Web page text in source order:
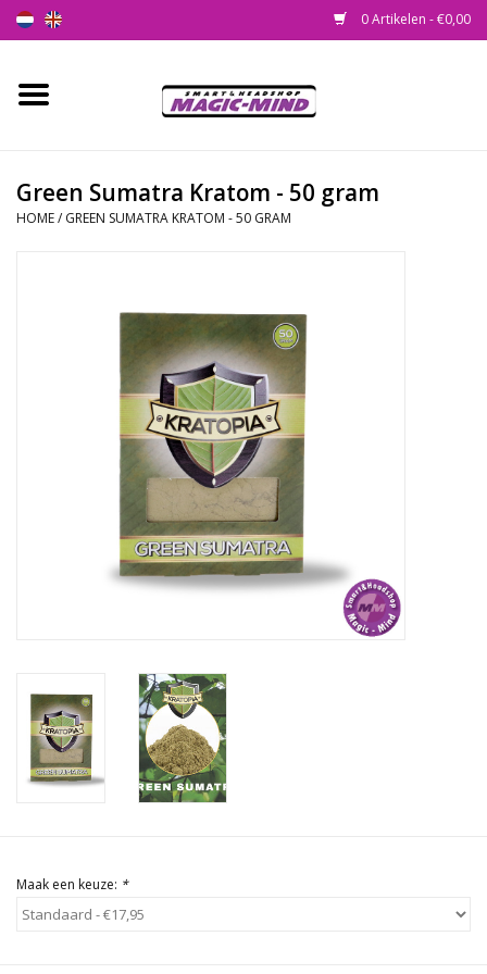
0 Artikelen - €0,00
Home
Smartshop
Rituals & Wierook
Green Sumatra Kratom - 50 gram
HOME/ GREEN SUMATRA KRATOM - 50 GRAM
Maak een keuze: *